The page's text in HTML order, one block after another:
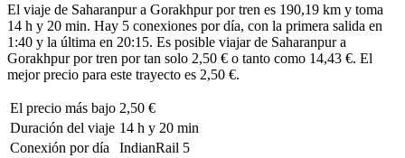
El viaje de Saharanpur a Gorakhpur por tren es 190,19 km y toma
14 h y 20 min. Hay 5 conexiones por día, con la primera salida en
1:40 y la última en 20:15. Es posible viajar de Saharanpur a
Gorakhpur por tren por tan solo 2,50 € o tanto como 14,43 €. El
mejor precio para este trayecto es 2,50 €.
El precio más bajo 2,50 €
Duración del viaje 14 h y 20 min
Conexión por día
IndianRail 5